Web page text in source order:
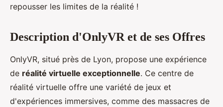
repousser les limites de la réalité !
Description d'OnlyVR et de ses Offres
OnlyVR, situé près de Lyon, propose une expérience
de réalité virtuelle exceptionnelle. Ce centre de
réalité virtuelle offre une variété de jeux et
d'expériences immersives, comme des massacres de